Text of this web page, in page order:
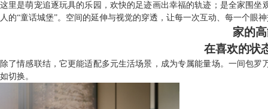
这里是萌宠追逐玩具的乐园，欢快的足迹画出幸福的轨迹；是全家围
人的“童话城堡”。空间的延伸与视觉的穿透，让每一次互动、每一个眼
家的
在喜欢的状
除了情感联结，它更能适配多元生活场景，成为专属能量场。一间包
如切换。